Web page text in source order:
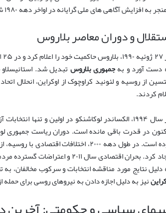
به افزایش آگاهی های ملی گرایانه در اواخر دهه ۱۹۸۰ شد.
و دوران معاصر بلاروس
پس از فروپاشی
دست آورد و بهجمهوری بلاروس
کردند.
در سال ۱۹۹۴، الکساندر لوکاشنکو در اولین و
در قدرت باقی مانده است. دوران ریاست جمهوری
طول دهه ۲۰۰۰، اختلافات اقتصادی با روسیه، از جمله «جنگ شیر» در سال ۲۰۰۹، چالش هایی را برای
دلیل نتایج مورد مناقشه انتخابات و سرکوب مخالفان،
نیز به دلیل اجازه دادن به نیروهای روسی برای